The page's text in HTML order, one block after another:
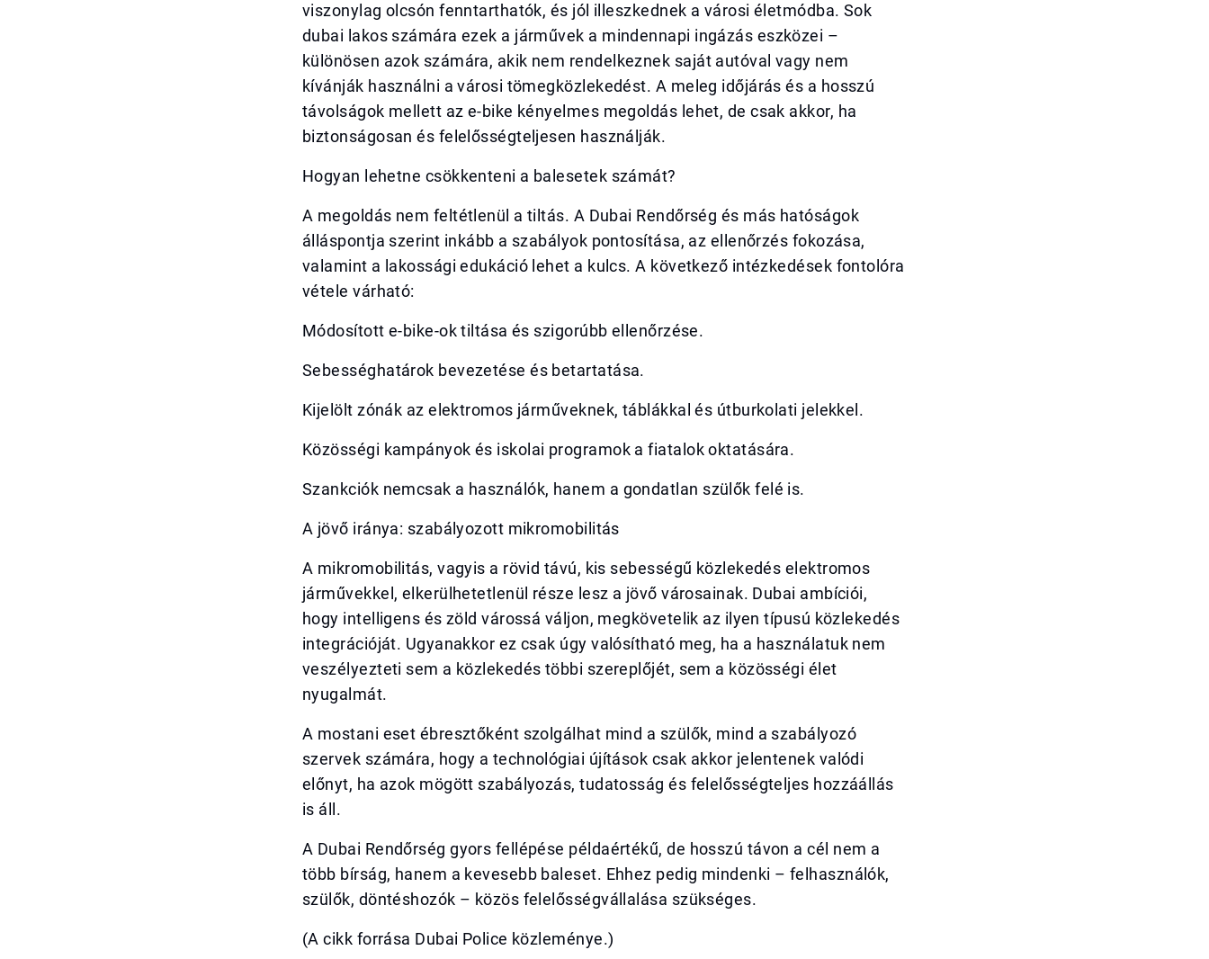
viszonylag olcsón fenntarthatók, és jól illeszkednek a városi életmódba. Sok
dubai lakos számára ezek a járművek a mindennapi ingázás eszközei –
különösen azok számára, akik nem rendelkeznek saját autóval vagy nem
kívánják használni a városi tömegközlekedést. A meleg időjárás és a hosszú
távolságok mellett az e-bike kényelmes megoldás lehet, de csak akkor, ha
biztonságosan és felelősségteljesen használják.
Hogyan lehetne csökkenteni a balesetek számát?
A megoldás nem feltétlenül a tiltás. A Dubai Rendőrség és más hatóságok
álláspontja szerint inkább a szabályok pontosítása, az ellenőrzés fokozása,
valamint a lakossági edukáció lehet a kulcs. A következő intézkedések fontolóra
vétele várható:
Módosított e-bike-ok tiltása és szigorúbb ellenőrzése.
Sebességhatárok bevezetése és betartatása.
Kijelölt zónák az elektromos járműveknek, táblákkal és útburkolati jelekkel.
Közösségi kampányok és iskolai programok a fiatalok oktatására.
Szankciók nemcsak a használók, hanem a gondatlan szülők felé is.
A jövő iránya: szabályozott mikromobilitás
A mikromobilitás, vagyis a rövid távú, kis sebességű közlekedés elektromos
járművekkel, elkerülhetetlenül része lesz a jövő városainak. Dubai ambíciói,
hogy intelligens és zöld várossá váljon, megkövetelik az ilyen típusú közlekedés
integrációját. Ugyanakkor ez csak úgy valósítható meg, ha a használatuk nem
veszélyezteti sem a közlekedés többi szereplőjét, sem a közösségi élet
nyugalmát.
A mostani eset ébresztőként szolgálhat mind a szülők, mind a szabályozó
szervek számára, hogy a technológiai újítások csak akkor jelentenek valódi
előnyt, ha azok mögött szabályozás, tudatosság és felelősségteljes hozzáállás
is áll.
A Dubai Rendőrség gyors fellépése példaértékű, de hosszú távon a cél nem a
több bírság, hanem a kevesebb baleset. Ehhez pedig mindenki – felhasználók,
szülők, döntéshozók – közös felelősségvállalása szükséges.
(A cikk forrása Dubai Police közleménye.)